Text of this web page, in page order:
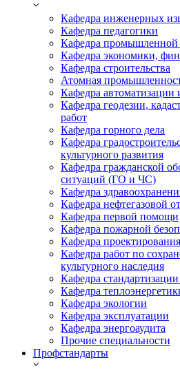
Кафедра инженерных
Кафедра педагогики
Кафедра промышленной
Кафедра экономики,
Кафедра строительства
Атомная
Кафедра
Кафедра геодезии,
работ
Кафедра горного дела
Кафедра
культурного развития
Кафедра гражданской
ситуаций (ГО и ЧС)
Кафедра
Кафедра нефтегазовой
Кафедра первой помощи
Кафедра пожарной
Кафедра проектирования
Кафедра работ по
культурного наследия
Кафедра
Кафедра
Кафедра экологии
Кафедра эксплуатации
Кафедра энергоаудита
Прочие специальности
Профстандарты